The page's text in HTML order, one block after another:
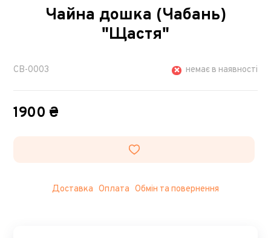
Чайна дошка (Чабань)
"Щастя"
CB-0003 немає в наявності
1900 ₴
Доставка Оплата Обмін та повернення